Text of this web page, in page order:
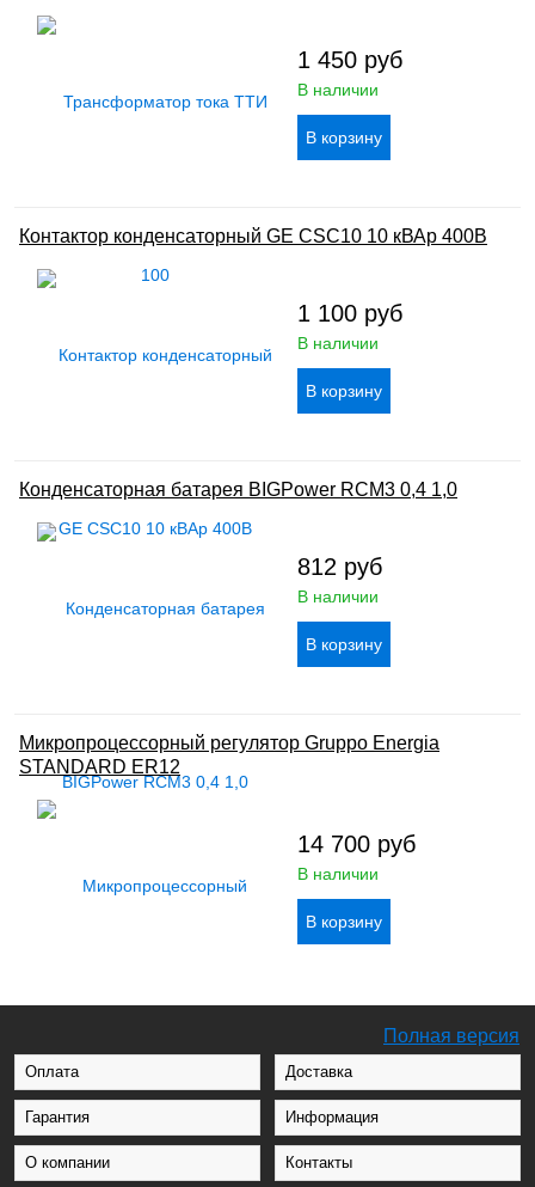
1 450 руб
В наличии
Контактор конденсаторный GE CSC10 10 кВАр 400В
1 100 руб
В наличии
Конденсаторная батарея BIGPower RCM3 0,4 1,0
812 руб
В наличии
Микропроцессорный регулятор Gruppo Energia
STANDARD ER12
14 700 руб
В наличии
Полная версия
Оплата Доставка
Гарантия Информация
О компании Контакты